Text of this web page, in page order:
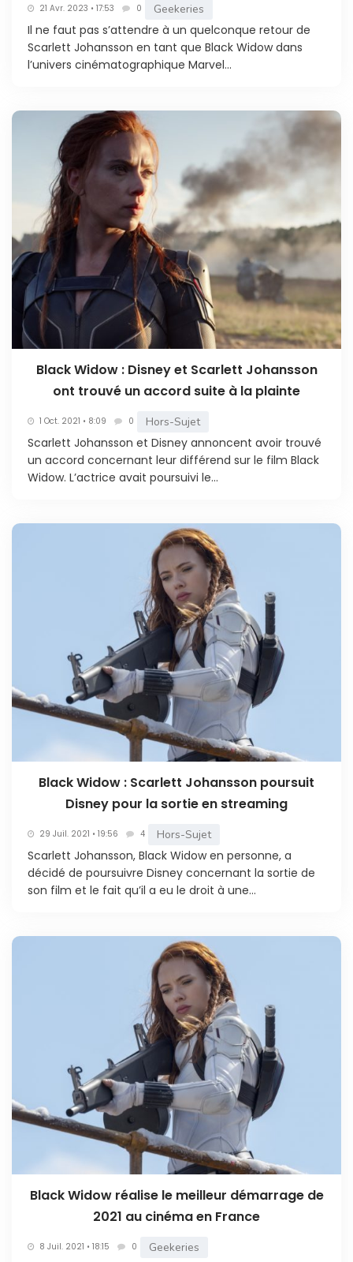
21 Avr. 2023 • 17:53 0 Geekeries
Il ne faut pas s’attendre à un quelconque retour de
Scarlett Johansson en tant que Black Widow dans
l’univers cinématographique Marvel...
Black Widow : Disney et Scarlett Johansson
ont trouvé un accord suite à la plainte
1 Oct. 2021 • 8:09 0 Hors-Sujet
Scarlett Johansson et Disney annoncent avoir trouvé
un accord concernant leur différend sur le film Black
Widow. L’actrice avait poursuivi le...
Black Widow : Scarlett Johansson poursuit
Disney pour la sortie en streaming
29 Juil. 2021 • 19:56 4 Hors-Sujet
Scarlett Johansson, Black Widow en personne, a
décidé de poursuivre Disney concernant la sortie de
son film et le fait qu’il a eu le droit à une...
Black Widow réalise le meilleur démarrage de
2021 au cinéma en France
8 Juil. 2021 • 18:15 0 Geekeries